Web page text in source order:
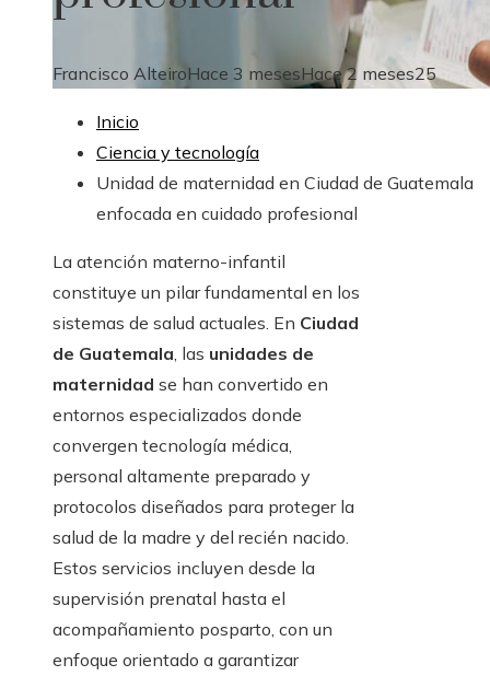
Francisco AlteiroHace 3 mesesHace 2 meses25
Inicio
Ciencia y tecnología
Unidad de maternidad en Ciudad de Guatemala
enfocada en cuidado profesional
La atención materno-infantil
constituye un pilar fundamental en los
sistemas de salud actuales. En Ciudad
de Guatemala, las unidades de
maternidad se han convertido en
entornos especializados donde
convergen tecnología médica,
personal altamente preparado y
protocolos diseñados para proteger la
salud de la madre y del recién nacido.
Estos servicios incluyen desde la
supervisión prenatal hasta el
acompañamiento posparto, con un
enfoque orientado a garantizar